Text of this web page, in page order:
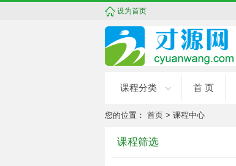
设为首页
课程分类 首 页
您的位置： 首页 > 课程中心
课程筛选